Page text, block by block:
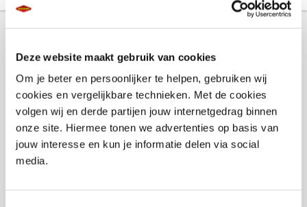
Deze website maakt gebruik van cookies
Om je beter en persoonlijker te helpen, gebruiken wij
cookies en vergelijkbare technieken. Met de cookies
volgen wij en derde partijen jouw internetgedrag binnen
onze site. Hiermee tonen we advertenties op basis van
jouw interesse en kun je informatie delen via social
media.
Aanvullende informatie
Merk
Koako
Gewicht
0 KILOGRAM
Titel
Kaoko HYOS110 Cruisecontrol